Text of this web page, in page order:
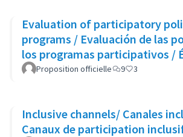
Evaluation of participatory
programs / Evaluación de las
los programas participativos /
des politiques et des
Proposition officielle 9 3
Inclusive channels/ Canales
Canaux de participation